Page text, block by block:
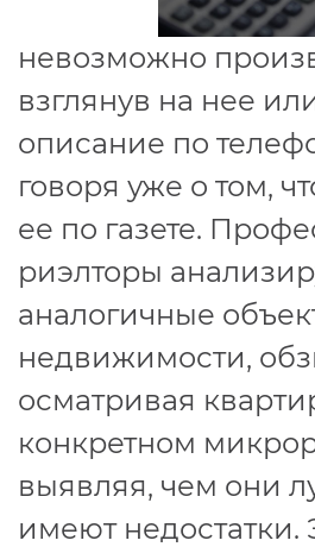
невозможно
взглянув на нее
описание по
говоря уже о том,
ее по газете.
риэлторы
аналогичные
недвижимости,
осматривая
конкретном
выявляя, чем они
имеют недостатки.